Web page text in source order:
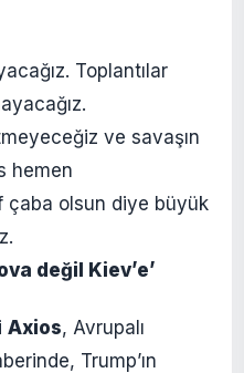
Toplantılar
ve savaşın
hemen
çaba olsun diye büyük
değil Kiev’e’
Axios, Avrupalı
Trump’ın